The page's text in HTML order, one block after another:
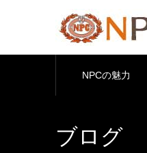
NPCの魅力
ブログ